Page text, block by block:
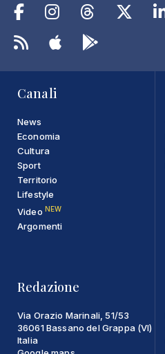
Canali
News
Economia
Cultura
Sport
Territorio
Lifestyle
Video NEW
Argomenti
Redazione
Via Orazio Marinali, 51/53
36061 Bassano del Grappa (VI)
Italia